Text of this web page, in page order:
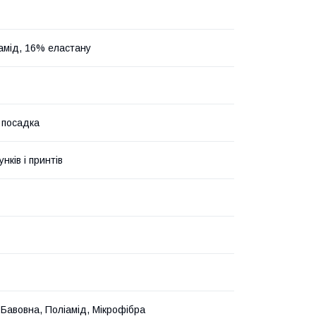
16% еластану
і принтів
Поліамід, Мікрофібра